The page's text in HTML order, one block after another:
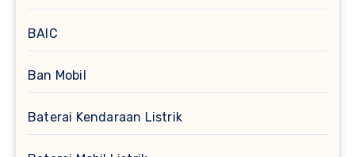
BAIC
Ban Mobil
Baterai Kendaraan Listrik